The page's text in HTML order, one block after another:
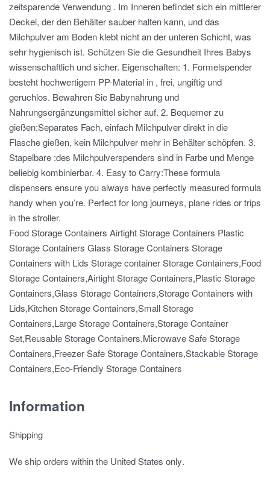
zeitsparende Verwendung . Im Inneren befindet sich ein mittlerer
Deckel, der den Behälter sauber halten kann, und das
Milchpulver am Boden klebt nicht an der unteren Schicht, was
sehr hygienisch ist. Schützen Sie die Gesundheit Ihres Babys
wissenschaftlich und sicher. Eigenschaften: 1. Formelspender
besteht hochwertigem PP-Material in , frei, ungiftig und
geruchlos. Bewahren Sie Babynahrung und
Nahrungsergänzungsmittel sicher auf. 2. Bequemer zu
gießen:Separates Fach, einfach Milchpulver direkt in die
Flasche gießen, kein Milchpulver mehr in Behälter schöpfen. 3.
Stapelbare :des Milchpulverspenders sind in Farbe und Menge
beliebig kombinierbar. 4. Easy to Carry:These formula
dispensers ensure you always have perfectly measured formula
handy when you’re. Perfect for long journeys, plane rides or trips
in the stroller.
Food Storage Containers Airtight Storage Containers Plastic
Storage Containers Glass Storage Containers Storage
Containers with Lids Storage container Storage Containers,Food
Storage Containers,Airtight Storage Containers,Plastic Storage
Containers,Glass Storage Containers,Storage Containers with
Lids,Kitchen Storage Containers,Small Storage
Containers,Large Storage Containers,Storage Container
Set,Reusable Storage Containers,Microwave Safe Storage
Containers,Freezer Safe Storage Containers,Stackable Storage
Containers,Eco-Friendly Storage Containers
Information
Shipping
We ship orders within the United States only.